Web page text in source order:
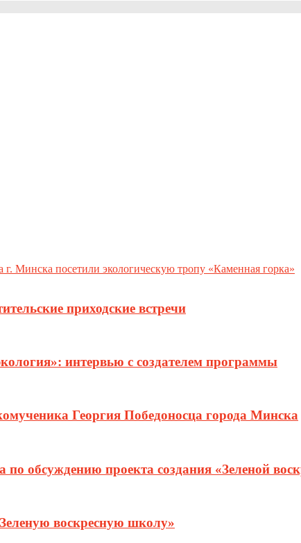
Минска посетили экологическую тропу «Каменная горка»
приходские встречи
интервью с создателем программы
Георгия Победоносца города Минска
обсуждению проекта создания «Зеленой
воскресную школу»